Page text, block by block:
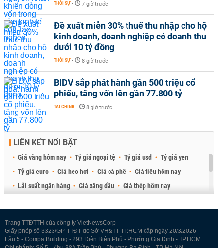
THỜI SỰ - 7 giờ trước
Đề xuất miễn 30% thuế thu nhập cho hộ
kinh doanh, doanh nghiệp có doanh thu
dưới 10 tỷ đồng
THỜI SỰ - 8 giờ trước
BIDV sắp phát hành gần 500 triệu cổ
phiếu, tăng vốn lên gần 77.800 tỷ
TÀI CHÍNH - 8 giờ trước
LIÊN KẾT NỔI BẬT
Giá vàng hôm nay Tỷ giá ngoại tệ Tỷ giá usd
Tỷ giá yen
Tỷ giá euro
Giá heo hơi Giá cà phê
Giá tiêu hôm nay
Lãi suất ngân hàng
Giá xăng dầu
Giá thép hôm nay
Trang TTĐTTH của công ty VietNewsCorp
Giấy phép số 3323/GP-TTĐT do Sở VH&TT TP.HCM cấp ngày 20/3/2026
Lầu 5 - Compa Building - 293 Điện Biên Phủ - Phường Gia Định - TP.HCM